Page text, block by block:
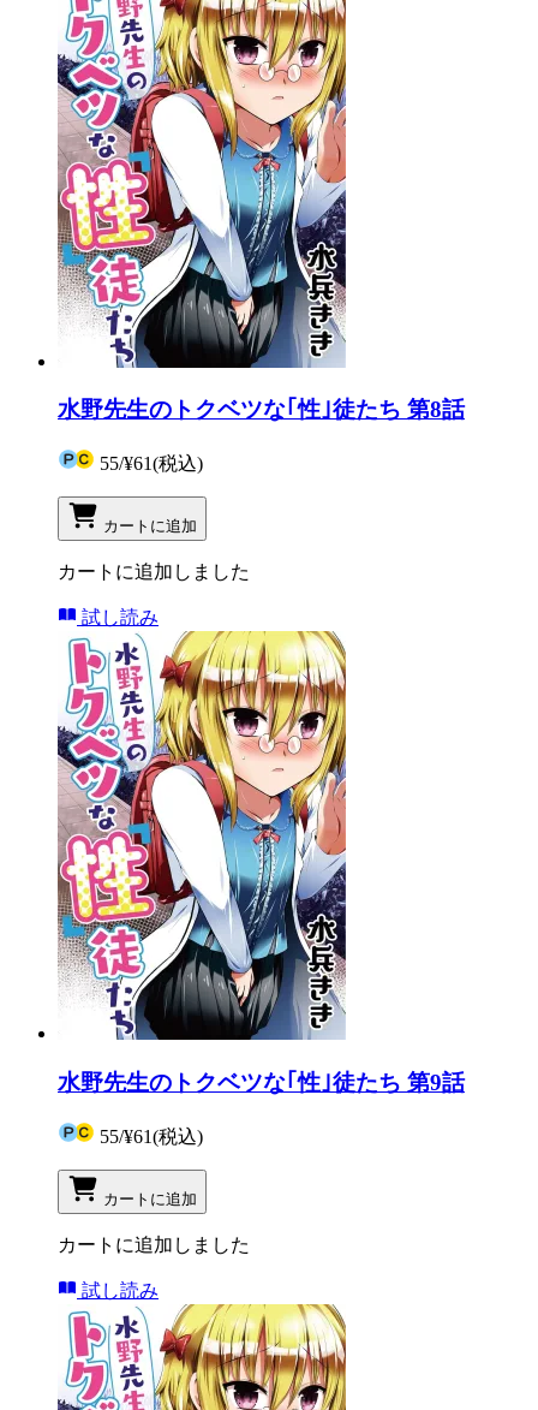
水野先生のトクベツな｢性｣徒たち 第8話
55/¥61(税込)
カートに追加
カートに追加しました
試し読み
水野先生のトクベツな｢性｣徒たち 第9話
55/¥61(税込)
カートに追加
カートに追加しました
試し読み